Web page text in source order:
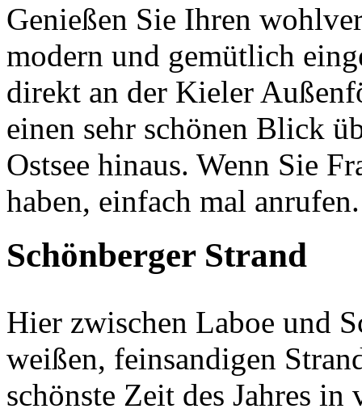
Genießen Sie Ihren
modern und gemütlich
direkt an der Kieler
einen sehr schönen Blick
Ostsee hinaus. Wenn Sie
haben, einfach mal
Schönberger Strand
Hier zwischen Laboe und
weißen, feinsandigen
schönste Zeit des Jahres